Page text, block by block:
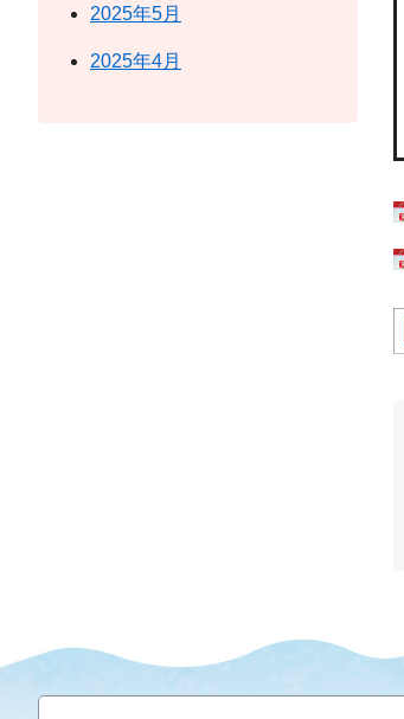
2025年5月
2025年4月